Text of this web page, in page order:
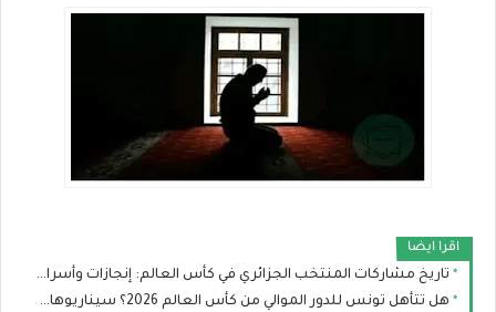
اقرا ايضا
تاريخ مشاركات المنتخب الجزائري في كأس العالم: إنجازات وأسرار لا تعرفها عن محاربي الصحراء
هل تتأهل تونس للدور الموالي من كأس العالم 2026؟ سيناريوهات رينارد بعد صدمة السويد